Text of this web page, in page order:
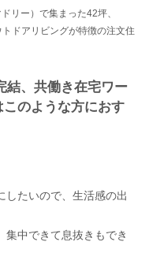
リー）で集まった42坪、
ドアリビングが特徴の注文住
結、共働き在宅ワー
のような方におす
したいので、生活感の出
集中できて息抜きもでき